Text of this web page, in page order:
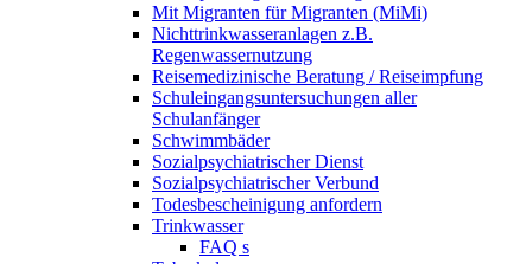
Mit Migranten für Migranten (MiMi)
Nichttrinkwasseranlagen z.B.
Regenwassernutzung
Reisemedizinische Beratung / Reiseimpfung
Schuleingangsuntersuchungen aller
Schulanfänger
Schwimmbäder
Sozialpsychiatrischer Dienst
Sozialpsychiatrischer Verbund
Todesbescheinigung anfordern
Trinkwasser
FAQ s